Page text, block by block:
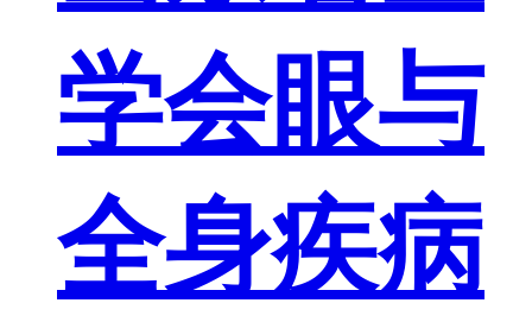
学会眼与
全身疾病